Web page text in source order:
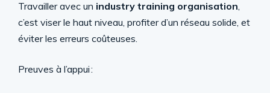
Travailler avec un industry training organisation,
c’est viser le haut niveau, profiter d’un réseau solide, et
éviter les erreurs coûteuses.
Preuves à l’appui :